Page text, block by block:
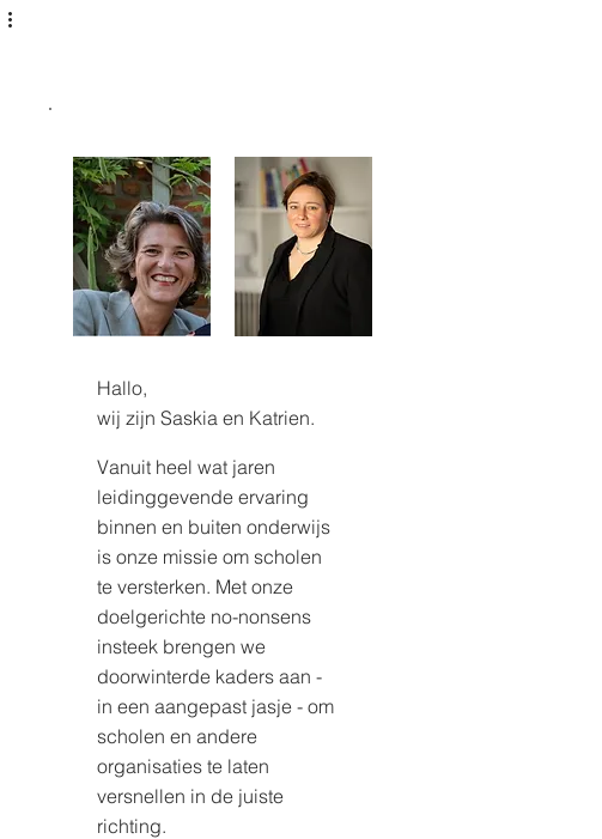
Hallo,
wij zijn Saskia en Katrien.
Vanuit heel wat jaren
leidinggevende ervaring
binnen en buiten onderwijs
is onze missie om scholen
te versterken. Met onze
doelgerichte no-nonsens
insteek brengen we
doorwinterde kaders aan -
in een aangepast jasje - om
scholen en andere
organisaties te laten
versnellen in de juiste
richting.